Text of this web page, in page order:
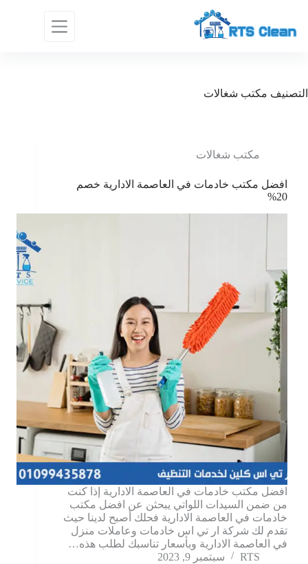
المحتوى
التصنيف مكتب شغالات
مكتب شغالات
افضل مكتب خادمات في العاصمة الادارية خصم
20%
افضل مكتب خادمات في العاصمة الادارية إذا كنت
من ضمن السيدات اللواتي يبحثن عن افضل مكتب
خادمات في العاصمة الادارية فحلك أصبح لدينا حيث
تقدم لك شركة ار تي اس خادمات وعاملات منزل
في العاصمة الادارية وبأسعار تناسبك لطلب هذه…
RTS
سبتمبر 9, 2023